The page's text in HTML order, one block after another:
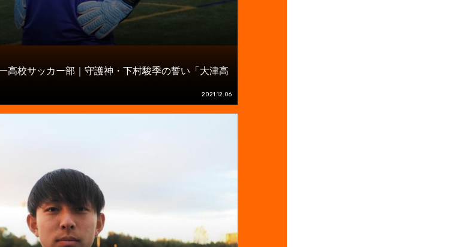
高校サッカー部｜守護神・下村駿季の誓い「大津高
2021.12.06